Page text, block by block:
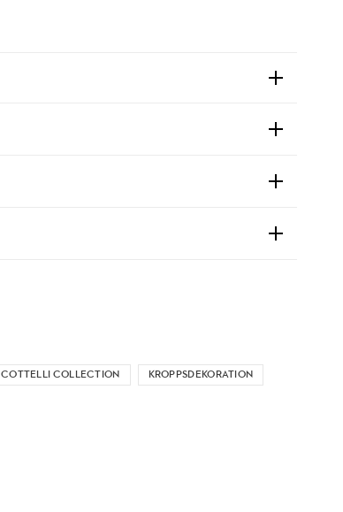
COTTELLI COLLECTION KROPPSDEKORATION